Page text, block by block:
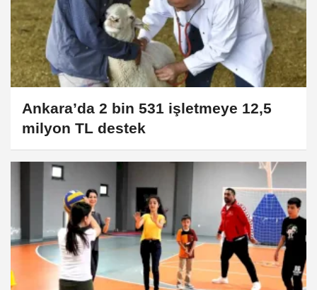
Ankara’da 2 bin 531 işletmeye 12,5
milyon TL destek